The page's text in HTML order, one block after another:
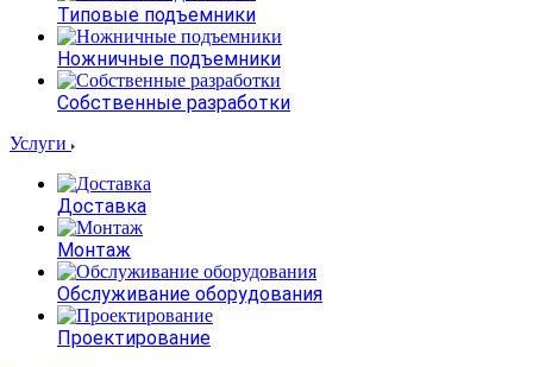
Типовые подъемники
Ножничные подъемники
Собственные разработки
Услуги
Доставка
Монтаж
Обслуживание оборудования
Проектирование